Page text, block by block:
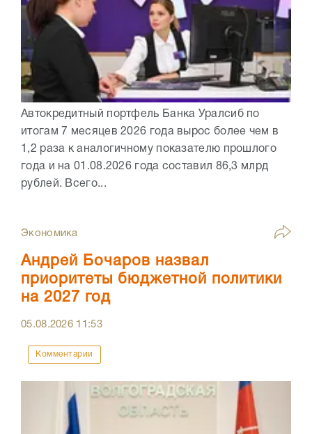
Автокредитный портфель Банка Уралсиб по
итогам 7 месяцев 2026 года вырос более чем в
1,2 раза к аналогичному показателю прошлого
года и на 01.08.2026 года составил 86,3 млрд
рублей. Всего...
Экономика
Андрей Бочаров назвал
приоритеты бюджетной политики
на 2027 год
05.08.2026 11:53
Комментарии